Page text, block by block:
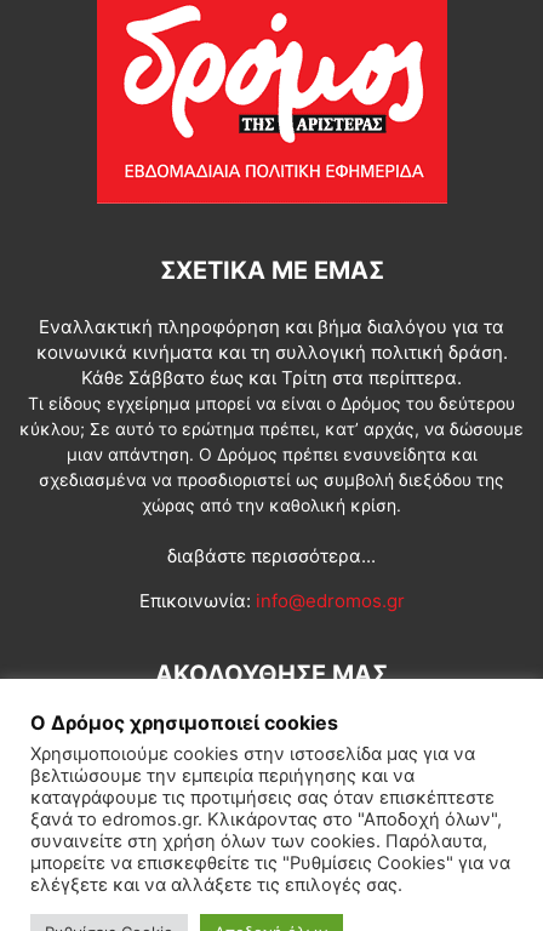
ΣΧΕΤΙΚΆ ΜΕ ΕΜΆΣ
Εναλλακτική πληροφόρηση και βήμα διαλόγου για τα
κοινωνικά κινήματα και τη συλλογική πολιτική δράση.
Κάθε Σάββατο έως και Τρίτη στα περίπτερα.
Τι είδους εγχείρημα μπορεί να είναι ο Δρόμος του δεύτερου
κύκλου; Σε αυτό το ερώτημα πρέπει, κατ’ αρχάς, να δώσουμε
μιαν απάντηση. Ο Δρόμος πρέπει ενσυνείδητα και
σχεδιασμένα να προσδιοριστεί ως συμβολή διεξόδου της
χώρας από την καθολική κρίση.
διαβάστε περισσότερα...
Επικοινωνία: info@edromos.gr
ΑΚΟΛΟΥΘΗΣΕ ΜΑΣ
Εγγραφή συνδρομητή Πολιτική Διεθνή Κοινωνία
Πολιτισμός Αφιερώματα
Ο Δρόμος χρησιμοποιεί cookies
Χρησιμοποιούμε cookies στην ιστοσελίδα μας για να
βελτιώσουμε την εμπειρία περιήγησης και να
καταγράφουμε τις προτιμήσεις σας όταν επισκέπτεστε
ξανά το edromos.gr. Κλικάροντας στο "Αποδοχή όλων",
συναινείτε στη χρήση όλων των cookies. Παρόλαυτα,
μπορείτε να επισκεφθείτε τις "Ρυθμίσεις Cookies" για να
ελέγξετε και να αλλάξετε τις επιλογές σας.